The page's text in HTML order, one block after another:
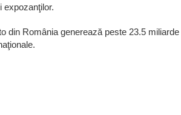
expozanţilor.
din România generează peste 23.5